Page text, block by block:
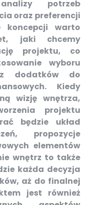
potrzeb
oraz preferencji
koncepcji warto
jaki chcemy
projektu, co
wyboru
dodatków do
Kiedy
wizję wnętrza,
projektu
będzie układ
propozycje
elementów
wnętrz to także
każda decyzja
aż do finalnej
jest również